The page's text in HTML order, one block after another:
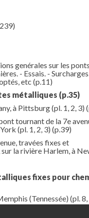
genérales sur les
- Essais. -
etc (p.11)
métalliques (p.35)
à Pittsburg (pl. 1, 2, 3)
tournant de la 7e
(pl. 1, 2, 3) (p.39)
travées fixes et
la rivière Harlem, à
fixes pour
(Tennessée) (pl. 8,